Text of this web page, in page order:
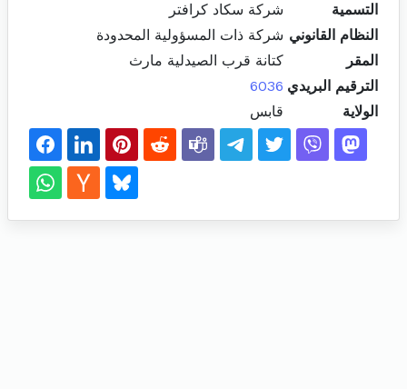
التسمية
شركة سكاد كرافتر
النظام القانوني شركة ذات المسؤولية المحدودة
المقر
كتانة قرب الصيدلية مارث
الترقيم البريدي 6036
الولاية
قابس